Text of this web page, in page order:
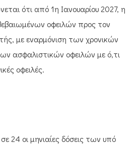
ότι από 1η Ιανουαρίου 2027, η
οφειλών προς τον
με εναρμόνιση των χρονικών
ασφαλιστικών οφειλών με ό,τι
οφειλές.
24 οι μηνιαίες δόσεις των υπό